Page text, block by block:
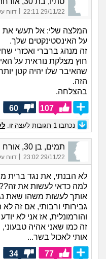
29/11/22 22:11
| דווח
המלצה שלי: אל תעשי את
על האינסטינקטים שלך.
זה מנהג ברברי ואכזרי
חוץ מצלקת נוראית על
שהאיבר שלו יהיה קטן
הזה.
בהצלחה.
107
60
נכתבו 1 תגובות לעצה זו.
תמים, בן 30, אורח
29/11/22 23:02
| דווח
לא הבנתי, את נגד ברית
למה כדאי לעשות את
אותך לעשות משהו שאת
גבירותי ורבותי, אם זה לא
והורמונלית, אז אני לא
זה כמו שאני אהיה
אותי לאכול בשר...
77
34